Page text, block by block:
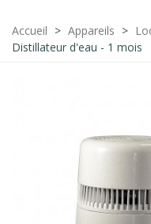
Accueil > Appareils >
Distillateur d'eau - 1 mois